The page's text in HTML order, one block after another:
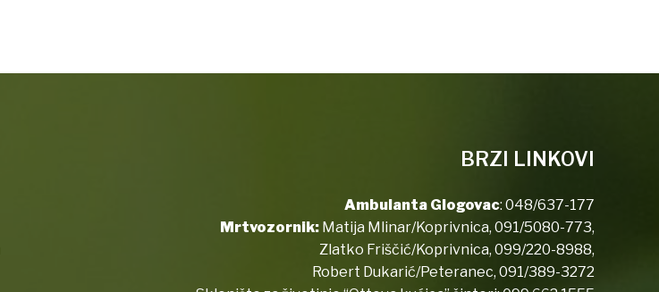
BRZI LINKOVI
Ambulanta Glogovac: 048/637-177
Mrtvozornik: Matija Mlinar/Koprivnica, 091/5080-773,
Zlatko Friščić/Koprivnica, 099/220-8988,
Robert Dukarić/Peteranec, 091/389-3272